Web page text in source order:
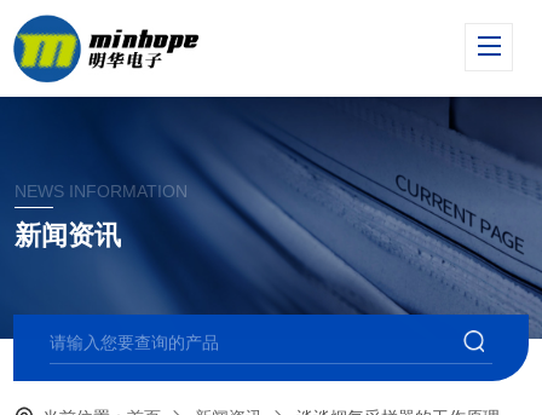
NEWS INFORMATION
新闻资讯